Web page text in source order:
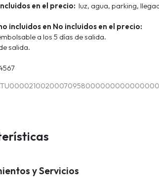
en el precio: luz, agua, parking,
incluidos en No incluidos en el precio:
a los 5 días de salida.
salida.
y Servicios